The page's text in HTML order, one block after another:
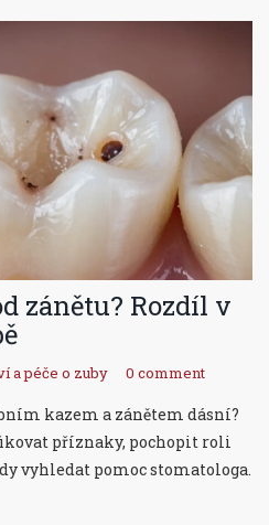
zánětu? Rozdíl v
a péče o zuby 0 comment
kazem a zánětem dásní?
příznaky, pochopit roli
vyhledat pomoc stomatologa.